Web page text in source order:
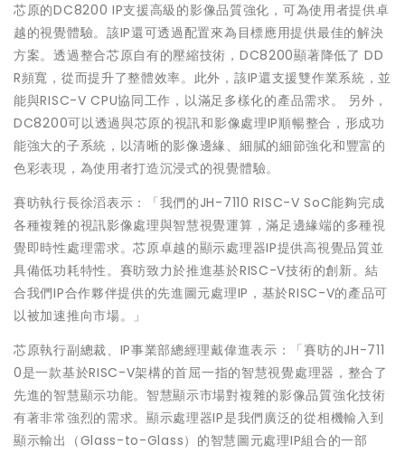
芯原的DC8200 IP支援高級的影像品質強化，可為使用者提供卓
越的視覺體驗。該IP還可透過配置來為目標應用提供最佳的解決
方案。透過整合芯原自有的壓縮技術，DC8200顯著降低了 DD
R頻寬，從而提升了整體效率。此外，該IP還支援雙作業系統，並
能與RISC-V CPU協同工作，以滿足多樣化的產品需求。 另外，
DC8200可以透過與芯原的視訊和影像處理IP順暢整合，形成功
能強大的子系統，以清晰的影像邊緣、細膩的細節強化和豐富的
色彩表現，為使用者打造沉浸式的視覺體驗。
賽昉執行長徐滔表示：「我們的JH-7110 RISC-V SoC能夠完成
各種複雜的視訊影像處理與智慧視覺運算，滿足邊緣端的多種視
覺即時性處理需求。芯原卓越的顯示處理器IP提供高視覺品質並
具備低功耗特性。賽昉致力於推進基於RISC-V技術的創新。結
合我們IP合作夥伴提供的先進圖元處理IP，基於RISC-V的產品可
以被加速推向市場。」
芯原執行副總裁、IP事業部總經理戴偉進表示：「賽昉的JH-711
0是一款基於RISC-V架構的首屈一指的智慧視覺處理器，整合了
先進的智慧顯示功能。智慧顯示市場對複雜的影像品質強化技術
有著非常強烈的需求。顯示處理器IP是我們廣泛的從相機輸入到
顯示輸出（Glass-to-Glass）的智慧圖元處理IP組合的一部